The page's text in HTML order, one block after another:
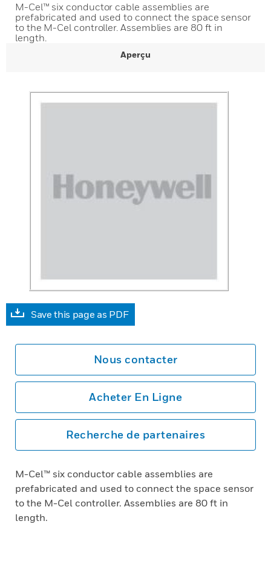
M-Cel™ six conductor cable assemblies are
prefabricated and used to connect the space sensor
to the M-Cel controller. Assemblies are 80 ft in
length.
Aperçu
Save this page as PDF
Nous contacter
Acheter En Ligne
Recherche de partenaires
M-Cel™ six conductor cable assemblies are
prefabricated and used to connect the space sensor
to the M-Cel controller. Assemblies are 80 ft in
length.